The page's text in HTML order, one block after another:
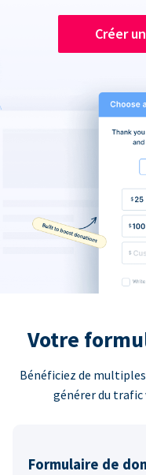
Créer
Votre
Bénéficiez de
générer du trafic
Formulaire de